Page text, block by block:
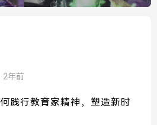
2年前
践行教育家精神，塑造新时